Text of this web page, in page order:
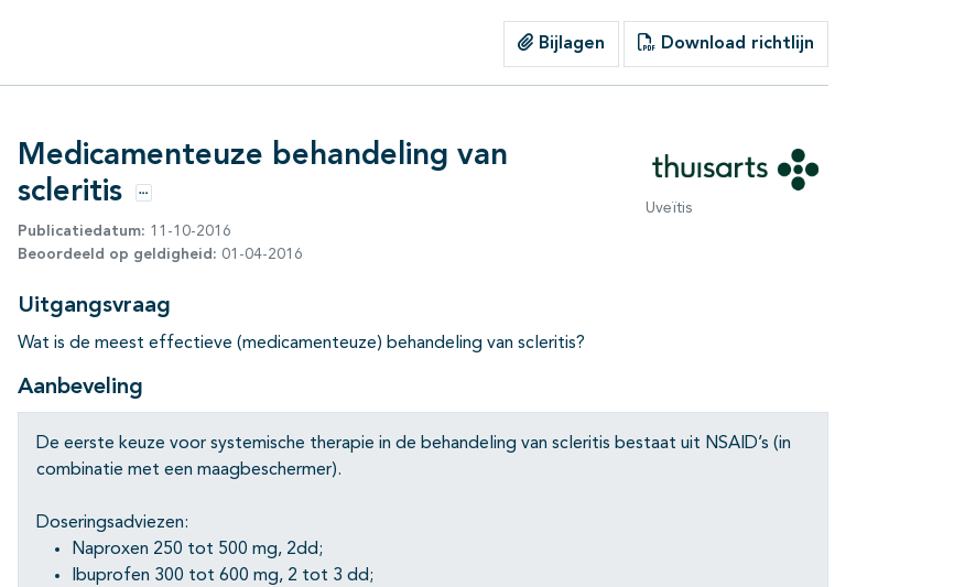
Bijlagen Download richtlijn
binnen deze richtlijn
openklappen
Medicamenteuze behandeling van
scleritis
Opties
Publicatiedatum: 11-10-2016
Beoordeeld op geldigheid: 01-04-2016
Uveïtis
Uitgangsvraag
Wat is de meest effectieve (medicamenteuze) behandeling van scleritis?
Aanbeveling
De eerste keuze voor systemische therapie in de behandeling van scleritis bestaat uit NSAID’s (in
combinatie met een maagbeschermer).
Doseringsadviezen:
Naproxen 250 tot 500 mg, 2dd;
Ibuprofen 300 tot 600 mg, 2 tot 3 dd;